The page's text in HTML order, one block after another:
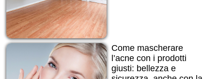
Come mascherare
l’acne con i prodotti
giusti: bellezza e